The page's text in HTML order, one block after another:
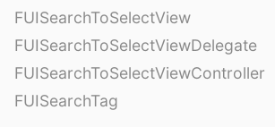
FUISearchToSelectView
FUISearchToSelectViewDelegate
FUISearchToSelectViewController
FUISearchTag